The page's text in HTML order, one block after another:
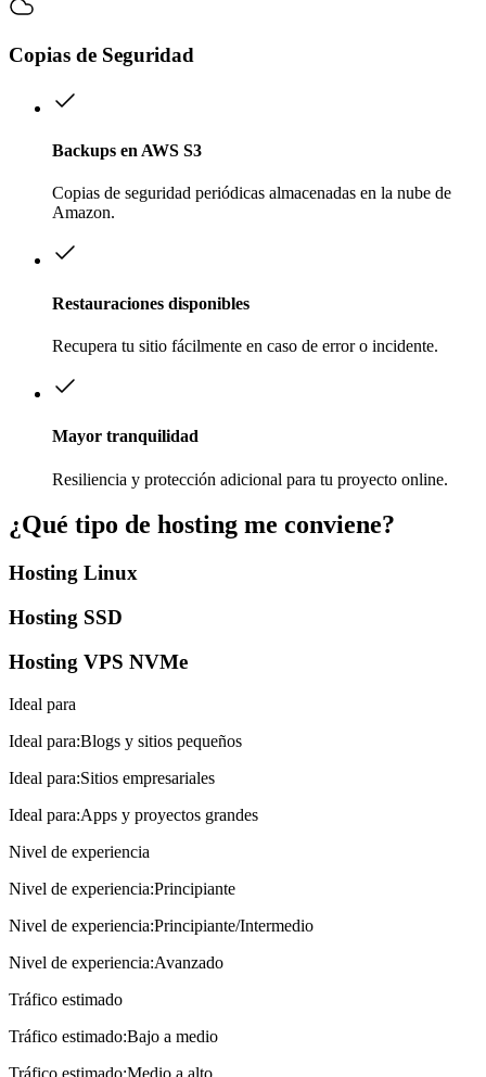
Copias de Seguridad
Backups en AWS S3
Copias de seguridad periódicas almacenadas en la nube de
Amazon.
Restauraciones disponibles
Recupera tu sitio fácilmente en caso de error o incidente.
Mayor tranquilidad
Resiliencia y protección adicional para tu proyecto online.
¿Qué tipo de hosting me conviene?
Hosting Linux
Hosting SSD
Hosting VPS NVMe
Ideal para
Ideal para:Blogs y sitios pequeños
Ideal para:Sitios empresariales
Ideal para:Apps y proyectos grandes
Nivel de experiencia
Nivel de experiencia:Principiante
Nivel de experiencia:Principiante/Intermedio
Nivel de experiencia:Avanzado
Tráfico estimado
Tráfico estimado:Bajo a medio
Tráfico estimado:Medio a alto